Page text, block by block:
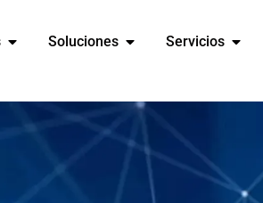
Soluciones Servicios